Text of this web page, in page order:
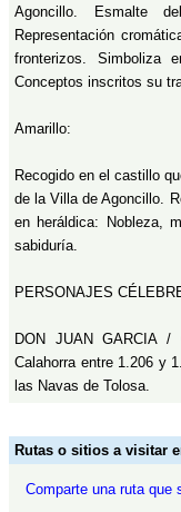
Agoncillo. Esmalte
Representación
fronterizos. Simboliza
Conceptos inscritos su
Amarillo:
Recogido en el castillo
de la Villa de Agoncillo.
en heráldica: Nobleza,
sabiduría.
PERSONAJES
DON JUAN GARCIA
Calahorra entre 1.206 y
las Navas de Tolosa.
Rutas o sitios a visitar
Comparte una ruta que